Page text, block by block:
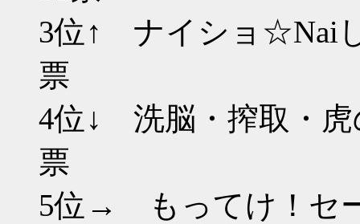
3位↑ ナイ
票
4位↓ 洗脳
票
5位→ もっ